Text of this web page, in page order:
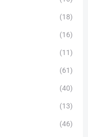
(18)
(16)
(11)
(61)
(40)
(13)
(46)